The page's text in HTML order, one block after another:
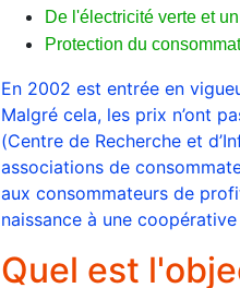
De l'électricité verte et
Protection du
En 2002 est entrée en
Malgré cela, les prix n’ont
(Centre de Recherche et
associations de
aux consommateurs de
naissance à une coopérative
Quel est